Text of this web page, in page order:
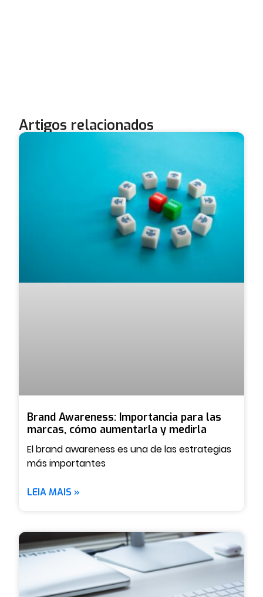
Artigos relacionados
Brand Awareness: Importancia para las
marcas, cómo aumentarla y medirla
El brand awareness es una de las estrategias
más importantes
LEIA MAIS »